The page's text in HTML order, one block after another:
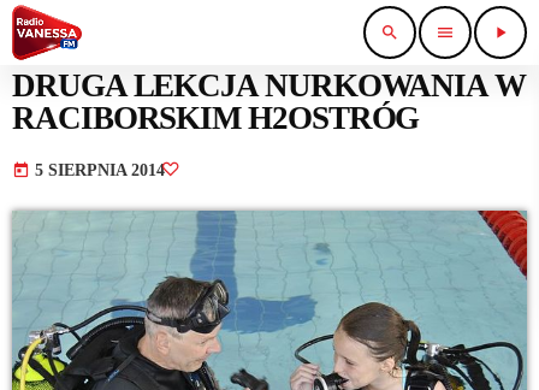
search menu play_arrow
SPORT I TURYSTYKA
DRUGA LEKCJA NURKOWANIA W
RACIBORSKIM H2OSTRÓG
today 5 SIERPNIA 2014